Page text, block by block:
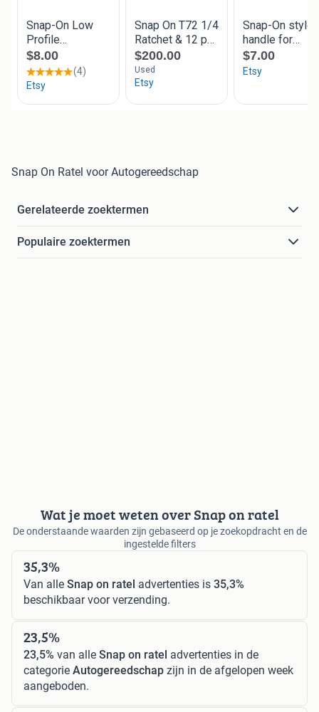
Snap On Ratel voor Autogereedschap
Gerelateerde zoektermen
Populaire zoektermen
Wat je moet weten over Snap on ratel
De onderstaande waarden zijn gebaseerd op je zoekopdracht en de
ingestelde filters
35,3%
Van alle Snap on ratel advertenties is 35,3%
beschikbaar voor verzending.
23,5%
23,5% van alle Snap on ratel advertenties in de
categorie Autogereedschap zijn in de afgelopen week
aangeboden.